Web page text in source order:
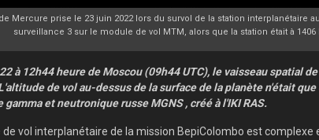
Mercure prise le 23 juin 2022 lors du survol de la station interplanétaire
surveillance 3 sur le module de vol MTM, alors que la station était à
à 12h44 heure de Moscou (09h44 UTC), le vaisseau spatial
de vol au-dessus de la surface de la planète n'était
et neutronique russe MGNS , créé à l'IKI RAS.
de vol interplanétaire de la mission BepiColombo est